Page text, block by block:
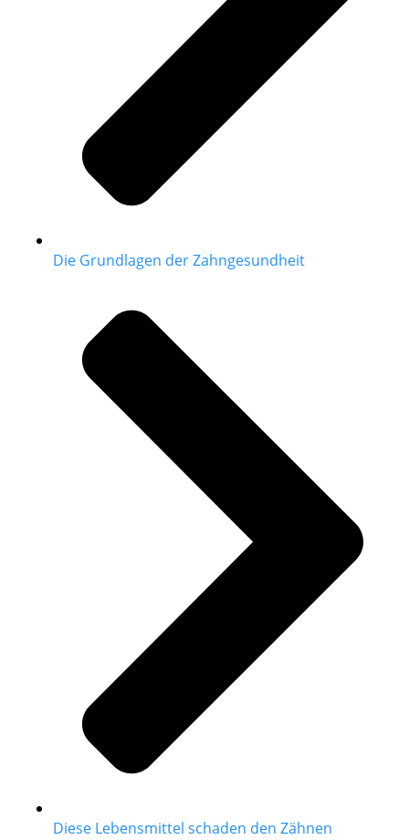
Die Grundlagen der Zahngesundheit
Diese Lebensmittel schaden den Zähnen